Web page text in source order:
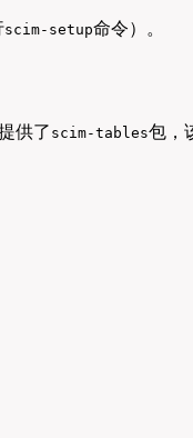
scim-setup命令）。
供了 scim-tables包，